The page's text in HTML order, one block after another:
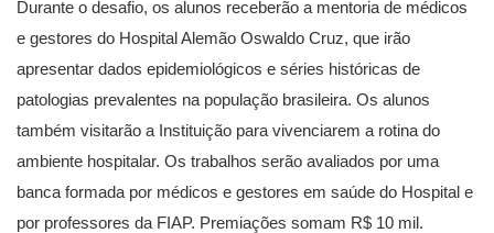
Durante o desafio, os alunos receberão a mentoria de médicos
e gestores do Hospital Alemão Oswaldo Cruz, que irão
apresentar dados epidemiológicos e séries históricas de
patologias prevalentes na população brasileira. Os alunos
também visitarão a Instituição para vivenciarem a rotina do
ambiente hospitalar. Os trabalhos serão avaliados por uma
banca formada por médicos e gestores em saúde do Hospital e
por professores da FIAP. Premiações somam R$ 10 mil.